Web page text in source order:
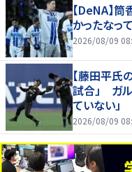
【DeNA】
かったなっ
2026/08/09
【藤田平氏
試合」 ガ
ていない」
2026/08/09